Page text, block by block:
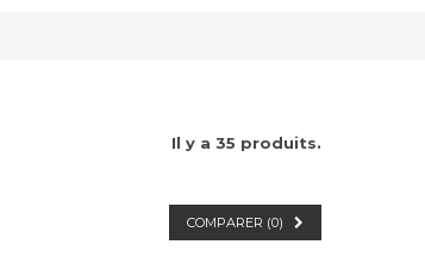
Il y a 35 produits.
COMPARER (0)